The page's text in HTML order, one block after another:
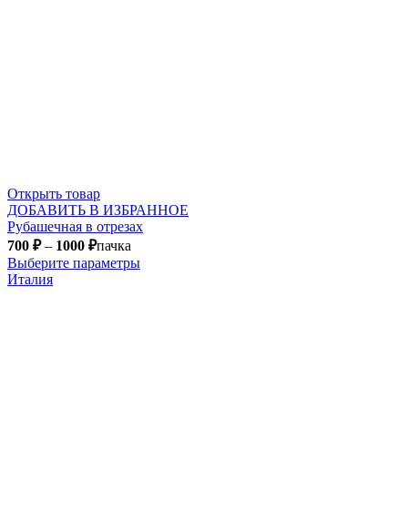
Открыть товар
ДОБАВИТЬ В ИЗБРАННОЕ
Рубашечная в отрезах
700 ₽– 1000 ₽пачка
Выберите параметры
Италия